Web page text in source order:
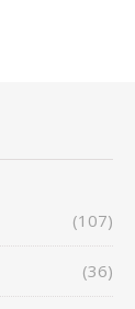
(107)
(36)